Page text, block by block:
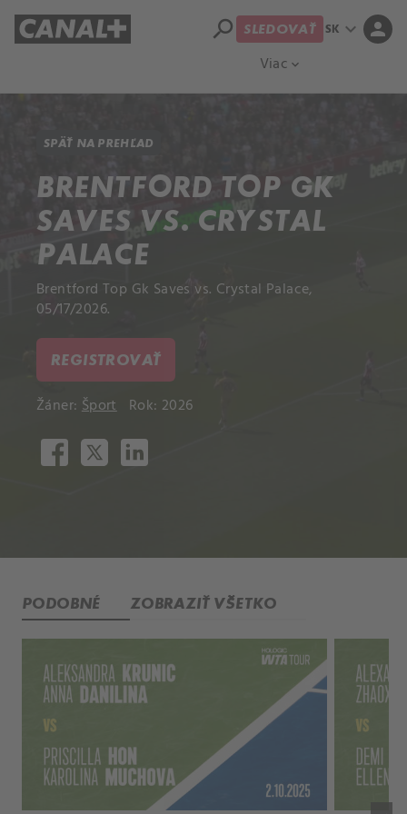
Viac expand_more
search SLEDOVAŤ SK expand_more person
SPÄŤ NA PREHĽAD
BRENTFORD TOP GK
SAVES VS. CRYSTAL
PALACE
Brentford Top Gk Saves vs. Crystal Palace,
05/17/2026.
REGISTROVAŤ
Žáner: Šport Rok: 2026
PODOBNÉ ZOBRAZIŤ VŠETKO